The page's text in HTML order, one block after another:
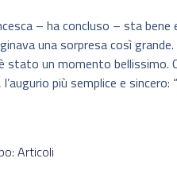
– ha concluso – sta bene
una sorpresa così
un momento bellissimo.
l’augurio più semplice e sincero:
Articoli